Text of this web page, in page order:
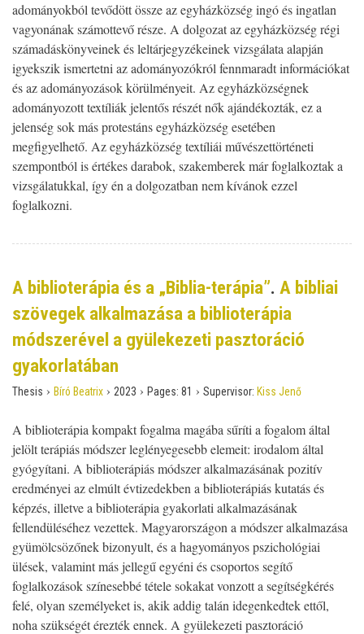
adományokból tevődött össze az egyházközség ingó és ingatlan
vagyonának számottevő része. A dolgozat az egyházközség régi
számadáskönyveinek és leltárjegyzékeinek vizsgálata alapján
igyekszik ismertetni az adományozókról fennmaradt információkat
és az adományozások körülményeit. Az egyházközségnek
adományozott textíliák jelentős részét nők ajándékozták, ez a
jelenség sok más protestáns egyházközség esetében
megfigyelhető. Az egyházközség textíliái művészettörténeti
szempontból is értékes darabok, szakemberek már foglalkoztak a
vizsgálatukkal, így én a dolgozatban nem kívánok ezzel
foglalkozni.
A biblioterápia és a „Biblia-terápia”. A bibliai
szövegek alkalmazása a biblioterápia
módszerével a gyülekezeti pasztoráció
gyakorlatában
Thesis › Bíró Beatrix › 2023 › Pages: 81 › Supervisor: Kiss Jenő
A biblioterápia kompakt fogalma magába sűríti a fogalom által
jelölt terápiás módszer leglényegesebb elemeit: irodalom által
gyógyítani. A biblioterápiás módszer alkalmazásának pozitív
eredményei az elmúlt évtizedekben a biblioterápiás kutatás és
képzés, illetve a biblioterápia gyakorlati alkalmazásának
fellendüléséhez vezettek. Magyarországon a módszer alkalmazása
gyümölcsözőnek bizonyult, és a hagyományos pszichológiai
ülések, valamint más jellegű egyéni és csoportos segítő
foglalkozások színesebbé tétele sokakat vonzott a segítségkérés
felé, olyan személyeket is, akik addig talán idegenkedtek ettől,
noha szükségét érezték ennek. A gyülekezeti pasztoráció